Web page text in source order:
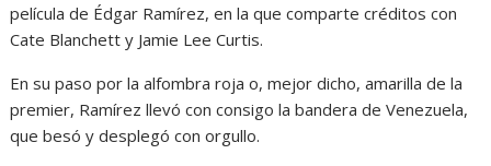
película de Édgar Ramírez, en la que comparte créditos con
Cate Blanchett y Jamie Lee Curtis.
En su paso por la alfombra roja o, mejor dicho, amarilla de la
premier, Ramírez llevó con consigo la bandera de Venezuela,
que besó y desplegó con orgullo.